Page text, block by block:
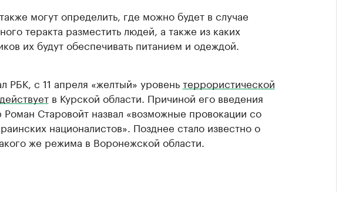
могут определить, где можно будет в случае
теракта разместить людей, а также из каких
их будут обеспечивать питанием и одеждой.
РБК, с 11 апреля «желтый» уровеньтеррористической
в Курской области. Причиной его введения
Роман Старовойт назвал «возможные провокации со
националистов». Позднее стало известно о
же режима в Воронежской области.